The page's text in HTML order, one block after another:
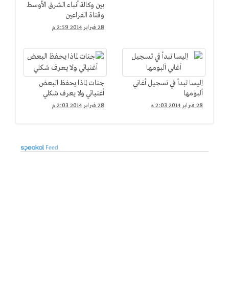
بين وكالة أنباء الشرق الأوسط
وقناة الفراعين
28 فبراير 2014 2:59 م
إليسا تبدأ في تسجيل أغاني
ألبومها
28 فبراير 2014 2:03 م
جنات لماذا يحفظ البعض
أغنياتي ولا يعرف شكلي
28 فبراير 2014 2:03 م